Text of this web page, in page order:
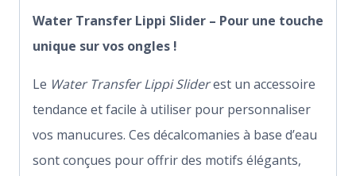
Water Transfer Lippi Slider – Pour une touche
unique sur vos ongles !
Le Water Transfer Lippi Sliderest un accessoire
tendance et facile à utiliser pour personnaliser
vos manucures. Ces décalcomanies à base d’eau
sont conçues pour offrir des motifs élégants,